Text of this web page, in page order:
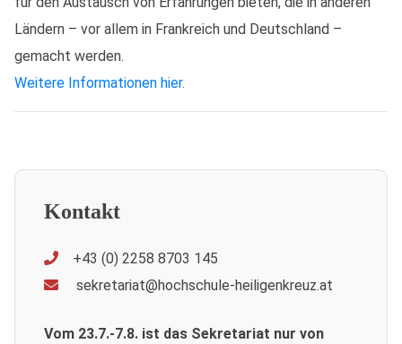
Ländern – vor allem in Frankreich und Deutschland –
gemacht werden.
Weitere Informationen hier.
Kontakt
+43 (0) 2258 8703 145
sekretariat@hochschule-heiligenkreuz.at
Vom 23.7.-7.8. ist das Sekretariat nur von